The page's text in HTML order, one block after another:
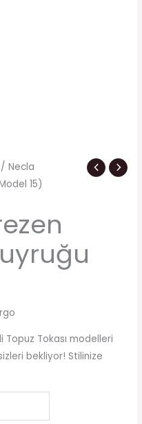
/ Necla
15)
Topuz Tokası modelleri
bekliyor! Stilinize